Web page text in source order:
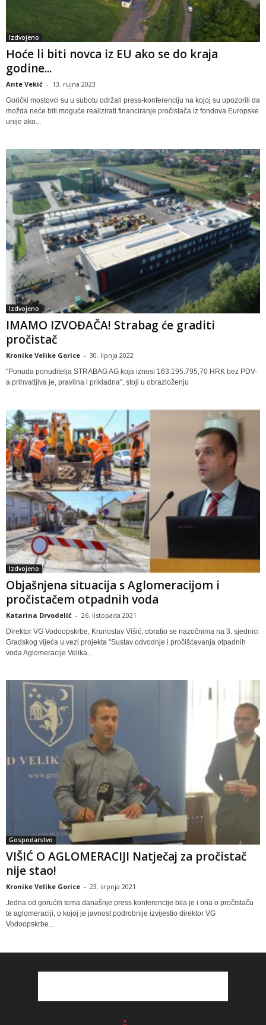
Izdvojeno
Hoće li biti novca iz EU ako se do kraja
godine...
Ante Vekić - 13. rujna 2023
Gorički mostovci su u subotu održali press-konferenciju na kojoj su upozorili da
možda neće biti moguće realizirati financiranje pročistača iz fondova Europske
unije ako...
Izdvojeno
IMAMO IZVOĐAČA! Strabag će graditi
pročistač
Kronike Velike Gorice - 30. lipnja 2022
"Ponuda ponuditelja STRABAG AG koja iznosi 163.195.795,70 HRK bez PDV-
a prihvatljiva je, pravilna i prikladna", stoji u obrazloženju
Izdvojeno
Objašnjena situacija s Aglomeracijom i
pročistačem otpadnih voda
Katarina Drvodelić - 26. listopada 2021
Direktor VG Vodoopskrbe, Krunoslav Višić, obratio se nazočnima na 3. sjednici
Gradskog vijeća u vezi projekta "Sustav odvodnje i pročišćavanja otpadnih
voda Aglomeracije Velika...
Gospodarstvo
VIŠIĆ O AGLOMERACIJI Natječaj za pročistač
nije stao!
Kronike Velike Gorice - 23. srpnja 2021
Jedna od gorućih tema današnje press konferencije bila je i ona o pročistaču
te aglomeraciji, o kojoj je javnost podrobnije izvijestio direktor VG
Vodoopskrbe...